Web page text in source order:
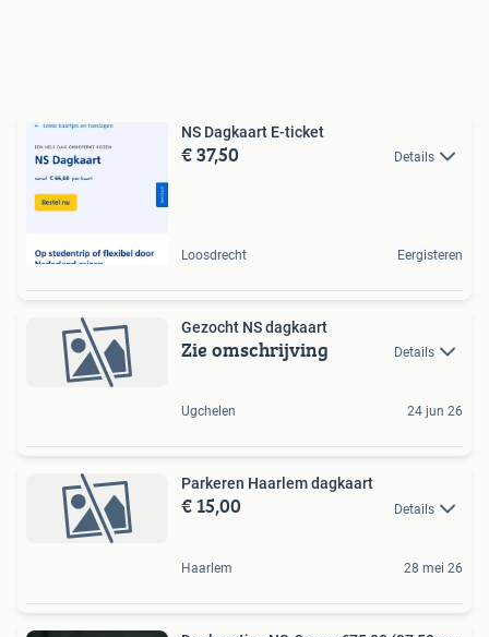
NS Dagkaart E-ticket
€ 37,50 Details
Loosdrecht Eergisteren
Gezocht NS dagkaart
Zie omschrijving Details
Ugchelen 24 jun 26
Parkeren Haarlem dagkaart
€ 15,00 Details
Haarlem 28 mei 26